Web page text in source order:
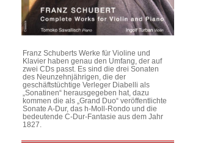
Franz Schuberts Werke für Violine und
Klavier haben genau den Umfang, der auf
zwei CDs passt. Es sind die drei Sonaten
des Neunzehnjährigen, die der
geschäftstüchtige Verleger Diabelli als
„Sonatinen“ herausgegeben hat, dazu
kommen die als „Grand Duo“ veröffentlichte
Sonate A-Dur, das h-Moll-Rondo und die
bedeutende C-Dur-Fantasie aus dem Jahr
1827.